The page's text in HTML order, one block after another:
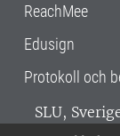
ReachMee
Edusign
Protokoll och
SLU,